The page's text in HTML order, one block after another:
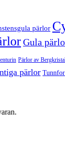
pärlor
Gula
Pärlor av
pärlor